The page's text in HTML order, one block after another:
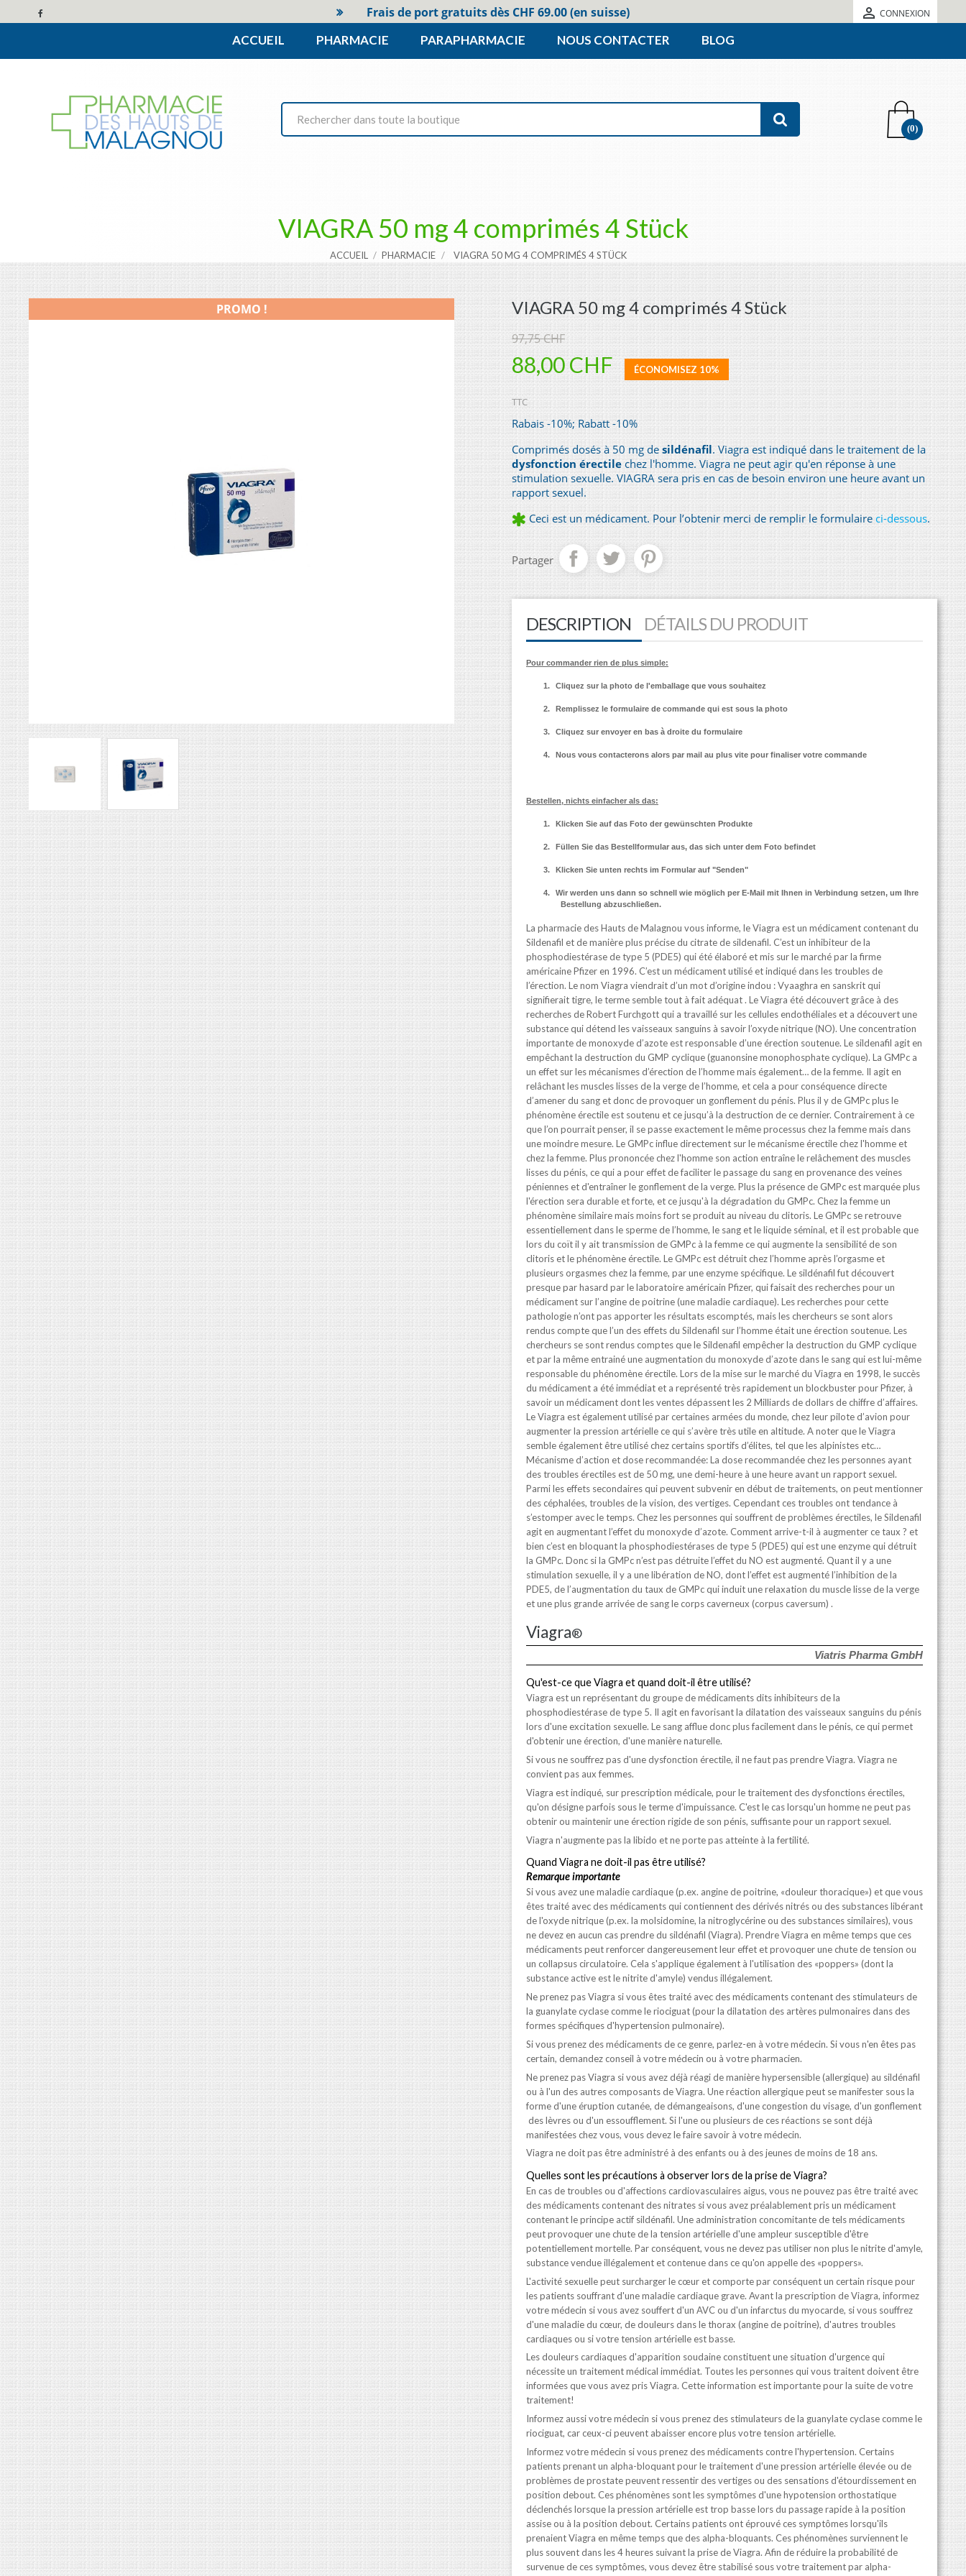
 CONNEXION
Frais de port gratuits dès CHF 69.00 (en suisse)
ACCUEIL PHARMACIE PARAPHARMACIE NOUS CONTACTER BLOG
(0)
VIAGRA 50 mg 4 comprimés 4 Stück
ACCUEIL PHARMACIE VIAGRA 50 MG 4 COMPRIMÉS 4 STÜCK
PROMO ! VIAGRA 50 mg 4 comprimés 4 Stück
97,75 CHF
88,00 CHF ÉCONOMISEZ 10%
TTC
Rabais -10%; Rabatt -10%
Comprimés dosés à 50 mg de sildénafil. Viagra est indiqué dans le traitement de la
dysfonction érectile chez l'homme. Viagra ne peut agir qu'en réponse à une
stimulation sexuelle. VIAGRA sera pris en cas de besoin environ une heure avant un
rapport sexuel.
Ceci est un médicament. Pour l’obtenir merci de remplir le formulaire ci-dessous.
Partager
DESCRIPTION DÉTAILS DU PRODUIT
Pour commander rien de plus simple:
1. Cliquez sur la photo de l'emballage que vous souhaitez
2. Remplissez le formulaire de commande qui est sous la photo
3. Cliquez sur envoyer en bas à droite du formulaire
4. Nous vous contacterons alors par mail au plus vite pour finaliser votre commande
Bestellen, nichts einfacher als das:
1. Klicken Sie auf das Foto der gewünschten Produkte
2. Füllen Sie das Bestellformular aus, das sich unter dem Foto befindet
3. Klicken Sie unten rechts im Formular auf "Senden"
4.
Wir werden uns dann so schnell wie möglich per E-Mail mit Ihnen in Verbindung setzen, um Ihre
Bestellung abzuschließen.
La pharmacie des Hauts de Malagnou vous informe, le Viagra est un médicament contenant du
Sildenafil et de manière plus précise du citrate de sildenafil. C’est un inhibiteur de la
phosphodiestérase de type 5 (PDE5) qui été élaboré et mis sur le marché par la firme
américaine Pfizer en 1996. C’est un médicament utilisé et indiqué dans les troubles de
l’érection. Le nom Viagra viendrait d’un mot d’origine indou : Vyaaghra en sanskrit qui
signifierait tigre, le terme semble tout à fait adéquat . Le Viagra été découvert grâce à des
recherches de Robert Furchgott qui a travaillé sur les cellules endothéliales et a découvert une
substance qui détend les vaisseaux sanguins à savoir l’oxyde nitrique (NO). Une concentration
importante de monoxyde d’azote est responsable d’une érection soutenue. Le sildenafil agit en
empêchant la destruction du GMP cyclique (guanonsine monophosphate cyclique). La GMPc a
un effet sur les mécanismes d’érection de l’homme mais également… de la femme. Il agit en
relâchant les muscles lisses de la verge de l’homme, et cela a pour conséquence directe
d’amener du sang et donc de provoquer un gonflement du pénis. Plus il y de GMPc plus le
phénomène érectile est soutenu et ce jusqu’à la destruction de ce dernier. Contrairement à ce
que l’on pourrait penser, il se passe exactement le même processus chez la femme mais dans
une moindre mesure. Le GMPc influe directement sur le mécanisme érectile chez l'homme et
chez la femme. Plus prononcée chez l'homme son action entraîne le relâchement des muscles
lisses du pénis, ce qui a pour effet de faciliter le passage du sang en provenance des veines
péniennes et d'entraîner le gonflement de la verge. Plus la présence de GMPc est marquée plus
l'érection sera durable et forte, et ce jusqu'à la dégradation du GMPc. Chez la femme un
phénomène similaire mais moins fort se produit au niveau du clitoris. Le GMPc se retrouve
essentiellement dans le sperme de l’homme, le sang et le liquide séminal, et il est probable que
lors du coït il y ait transmission de GMPc à la femme ce qui augmente la sensibilité de son
clitoris et le phénomène érectile. Le GMPc est détruit chez l’homme après l’orgasme et
plusieurs orgasmes chez la femme, par une enzyme spécifique. Le sildénafil fut découvert
presque par hasard par le laboratoire américain Pfizer, qui faisait des recherches pour un
médicament sur l’angine de poitrine (une maladie cardiaque). Les recherches pour cette
pathologie n’ont pas apporter les résultats escomptés, mais les chercheurs se sont alors
rendus compte que l’un des effets du Sildenafil sur l’homme était une érection soutenue. Les
chercheurs se sont rendus comptes que le Sildenafil empêcher la destruction du GMP cyclique
et par la même entrainé une augmentation du monoxyde d’azote dans le sang qui est lui-même
responsable du phénomène érectile. Lors de la mise sur le marché du Viagra en 1998, le succès
du médicament a été immédiat et a représenté très rapidement un blockbuster pour Pfizer, à
savoir un médicament dont les ventes dépassent les 2 Milliards de dollars de chiffre d’affaires.
Le Viagra est également utilisé par certaines armées du monde, chez leur pilote d’avion pour
augmenter la pression artérielle ce qui s’avère très utile en altitude. A noter que le Viagra
semble également être utilisé chez certains sportifs d’élites, tel que les alpinistes etc…
Mécanisme d’action et dose recommandée: La dose recommandée chez les personnes ayant
des troubles érectiles est de 50 mg, une demi-heure à une heure avant un rapport sexuel.
Parmi les effets secondaires qui peuvent subvenir en début de traitements, on peut mentionner
des céphalées, troubles de la vision, des vertiges. Cependant ces troubles ont tendance à
s’estomper avec le temps. Chez les personnes qui souffrent de problèmes érectiles, le Sildenafil
agit en augmentant l’effet du monoxyde d’azote. Comment arrive-t-il à augmenter ce taux ? et
bien c’est en bloquant la phosphodiestérases de type 5 (PDE5) qui est une enzyme qui détruit
la GMPc. Donc si la GMPc n’est pas détruite l’effet du NO est augmenté. Quant il y a une
stimulation sexuelle, il y a une libération de NO, dont l’effet est augmenté l’inhibition de la
PDE5, de l’augmentation du taux de GMPc qui induit une relaxation du muscle lisse de la verge
et une plus grande arrivée de sang le corps caverneux (corpus caversum) .
Viagra®
Viatris Pharma GmbH
Qu'est-ce que Viagra et quand doit-il être utilisé?
Viagra est un représentant du groupe de médicaments dits inhibiteurs de la
phosphodiestérase de type 5. Il agit en favorisant la dilatation des vaisseaux sanguins du pénis
lors d'une excitation sexuelle. Le sang afflue donc plus facilement dans le pénis, ce qui permet
d'obtenir une érection, d'une manière naturelle.
Si vous ne souffrez pas d'une dysfonction érectile, il ne faut pas prendre Viagra. Viagra ne
convient pas aux femmes.
Viagra est indiqué, sur prescription médicale, pour le traitement des dysfonctions érectiles,
qu'on désigne parfois sous le terme d'impuissance. C'est le cas lorsqu'un homme ne peut pas
obtenir ou maintenir une érection rigide de son pénis, suffisante pour un rapport sexuel.
Viagra n'augmente pas la libido et ne porte pas atteinte à la fertilité.
Quand Viagra ne doit-il pas être utilisé?
Remarque importante
Si vous avez une maladie cardiaque (p.ex. angine de poitrine, «douleur thoracique») et que vous
êtes traité avec des médicaments qui contiennent des dérivés nitrés ou des substances libérant
de l'oxyde nitrique (p.ex. la molsidomine, la nitroglycérine ou des substances similaires), vous
ne devez en aucun cas prendre du sildénafil (Viagra). Prendre Viagra en même temps que ces
médicaments peut renforcer dangereusement leur effet et provoquer une chute de tension ou
un collapsus circulatoire. Cela s'applique également à l'utilisation des «poppers» (dont la
substance active est le nitrite d'amyle) vendus illégalement.
Ne prenez pas Viagra si vous êtes traité avec des médicaments contenant des stimulateurs de
la guanylate cyclase comme le riociguat (pour la dilatation des artères pulmonaires dans des
formes spécifiques d'hypertension pulmonaire).
Si vous prenez des médicaments de ce genre, parlez-en à votre médecin. Si vous n'en êtes pas
certain, demandez conseil à votre médecin ou à votre pharmacien.
Ne prenez pas Viagra si vous avez déjà réagi de manière hypersensible (allergique) au sildénafil
ou à l'un des autres composants de Viagra. Une réaction allergique peut se manifester sous la
forme d'une éruption cutanée, de démangeaisons, d'une congestion du visage, d'un gonflement
des lèvres ou d'un essoufflement. Si l'une ou plusieurs de ces réactions se sont déjà
manifestées chez vous, vous devez le faire savoir à votre médecin.
Viagra ne doit pas être administré à des enfants ou à des jeunes de moins de 18 ans.
Quelles sont les précautions à observer lors de la prise de Viagra?
En cas de troubles ou d'affections cardiovasculaires aigus, vous ne pouvez pas être traité avec
des médicaments contenant des nitrates si vous avez préalablement pris un médicament
contenant le principe actif sildénafil. Une administration concomitante de tels médicaments
peut provoquer une chute de la tension artérielle d'une ampleur susceptible d'être
potentiellement mortelle. Par conséquent, vous ne devez pas utiliser non plus le nitrite d'amyle,
substance vendue illégalement et contenue dans ce qu'on appelle des «poppers».
L'activité sexuelle peut surcharger le cœur et comporte par conséquent un certain risque pour
les patients souffrant d'une maladie cardiaque grave. Avant la prescription de Viagra, informez
votre médecin si vous avez souffert d'un AVC ou d'un infarctus du myocarde, si vous souffrez
d'une maladie du cœur, de douleurs dans le thorax (angine de poitrine), d'autres troubles
cardiaques ou si votre tension artérielle est basse.
Les douleurs cardiaques d'apparition soudaine constituent une situation d'urgence qui
nécessite un traitement médical immédiat. Toutes les personnes qui vous traitent doivent être
informées que vous avez pris Viagra. Cette information est importante pour la suite de votre
traitement!
Informez aussi votre médecin si vous prenez des stimulateurs de la guanylate cyclase comme le
riociguat, car ceux-ci peuvent abaisser encore plus votre tension artérielle.
Informez votre médecin si vous prenez des médicaments contre l'hypertension. Certains
patients prenant un alpha-bloquant pour le traitement d'une pression artérielle élevée ou de
problèmes de prostate peuvent ressentir des vertiges ou des sensations d'étourdissement en
position debout. Ces phénomènes sont les symptômes d'une hypotension orthostatique
déclenchés lorsque la pression artérielle est trop basse lors du passage rapide à la position
assise ou à la position debout. Certains patients ont éprouvé ces symptômes lorsqu'ils
prenaient Viagra en même temps que des alpha-bloquants. Ces phénomènes surviennent le
plus souvent dans les 4 heures suivant la prise de Viagra. Afin de réduire la probabilité de
survenue de ces symptômes, vous devez être stabilisé sous votre traitement par alpha-